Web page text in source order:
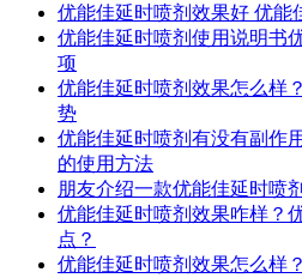
优能佳延时喷剂效果好 优能
优能佳延时喷剂使用说明书
项
优能佳延时喷剂效果怎么样
势
优能佳延时喷剂有没有副作
的使用方法
朋友介绍一款优能佳延时喷
优能佳延时喷剂效果咋样？
点？
优能佳延时喷剂效果怎么样